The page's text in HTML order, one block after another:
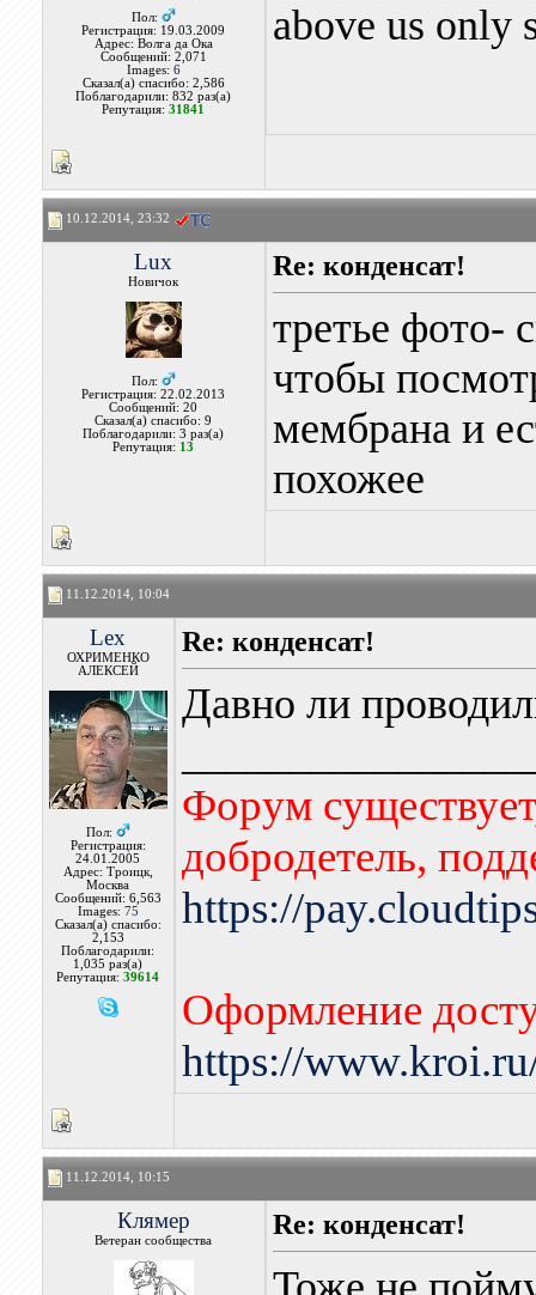
Пол:
Регистрация: 19.03.2009
Адрес: Волга да Ока
Сообщений: 2,071
Images: 6
Сказал(а) спасибо: 2,586
Поблагодарили: 832 раз(а)
Репутация:31841
above us only
10.12.2014, 23:32
Lux
Новичок
Пол:
Регистрация: 22.02.2013
Сообщений: 20
Сказал(а) спасибо: 9
Поблагодарили: 3 раз(а)
Репутация: 13
Re: конденсат!
третье фото-
чтобы
мембрана и
похожее
11.12.2014, 10:04
Lex
ОХРИМЕНКО
АЛЕКСЕЙ
Пол:
Регистрация:
24.01.2005
Адрес: Троицк,
Москва
Сообщений: 6,563
Images: 75
Сказал(а) спасибо:
2,153
Поблагодарили:
1,035 раз(а)
Репутация:39614
Re: конденсат!
Давно ли
Форум
добродетель,
https://
Оформление
https://
11.12.2014, 10:15
Клямер
Ветеран сообщества
Re: конденсат!